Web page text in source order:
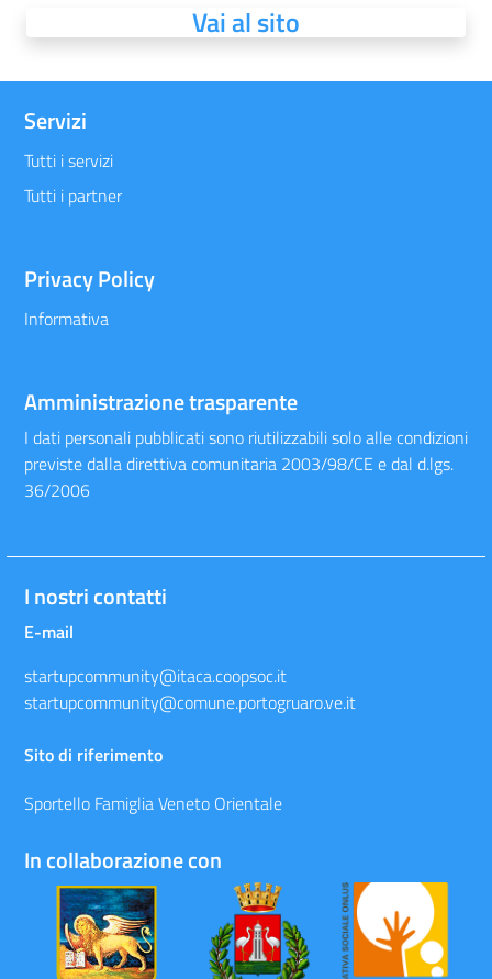
Vai al sito
Servizi
Tutti i servizi
Tutti i partner
Privacy Policy
Informativa
Amministrazione trasparente
I dati personali pubblicati sono riutilizzabili solo alle condizioni
previste dalla direttiva comunitaria 2003/98/CE e dal d.lgs.
36/2006
I nostri contatti
E-mail
startupcommunity@itaca.coopsoc.it
startupcommunity@comune.portogruaro.ve.it
Sito di riferimento
Sportello Famiglia Veneto Orientale
In collaborazione con